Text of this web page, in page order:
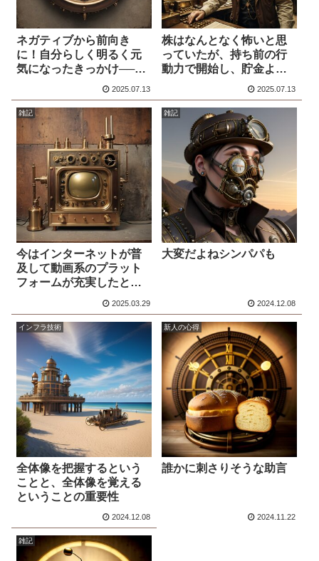
ネガティブから前向き
に！自分らしく明るく元
気になったきっかけ──シ
ングルファーザー8年
目！！
2025.07.13
株はなんとなく怖いと思
っていたが、持ち前の行
動力で開始し、貯金より
いいんじゃねと思った感
想
2025.07.13
雑記
今はインターネットが普
及して動画系のプラット
フォームが充実したとは
2025.03.29
雑記
大変だよねシンパパも
2024.12.08
インフラ技術
全体像を把握するという
ことと、全体像を覚える
ということの重要性
2024.12.08
新人の心得
誰かに刺さりそうな助言
2024.11.22
雑記